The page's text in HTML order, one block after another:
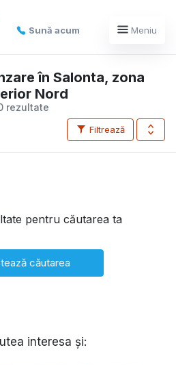
Sună acum Meniu
rezultate
în Salonta, zona
Nord
Filtrează
pentru căutarea ta
căutarea
interesa și: